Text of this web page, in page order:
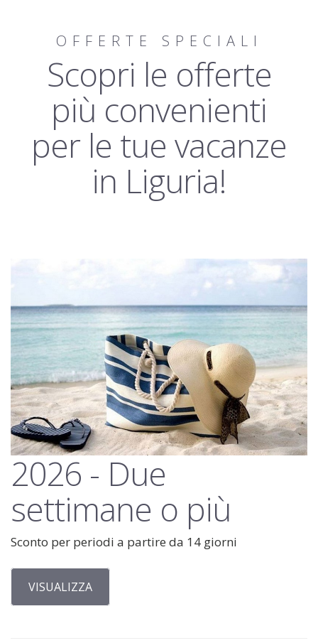
OFFERTE SPECIALI
Scopri le offerte
più convenienti
per le tue vacanze
in Liguria!
2026 - Due
settimane o più
Sconto per periodi a partire da 14 giorni
VISUALIZZA